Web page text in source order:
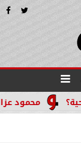
محمود عزازي: